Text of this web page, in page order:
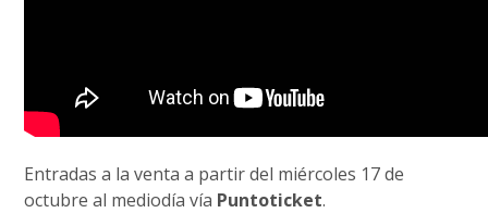
Entradas a la venta a partir del miércoles 17 de
octubre al mediodía vía Puntoticket.